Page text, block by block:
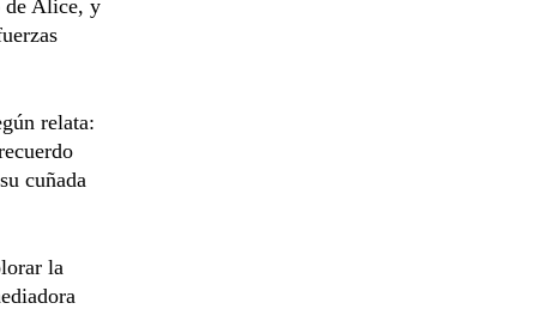
de Alice, y
relata:
cuñada
la